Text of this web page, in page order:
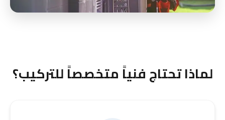
لماذا تحتاج فنياً متخصصاً للتركيب؟